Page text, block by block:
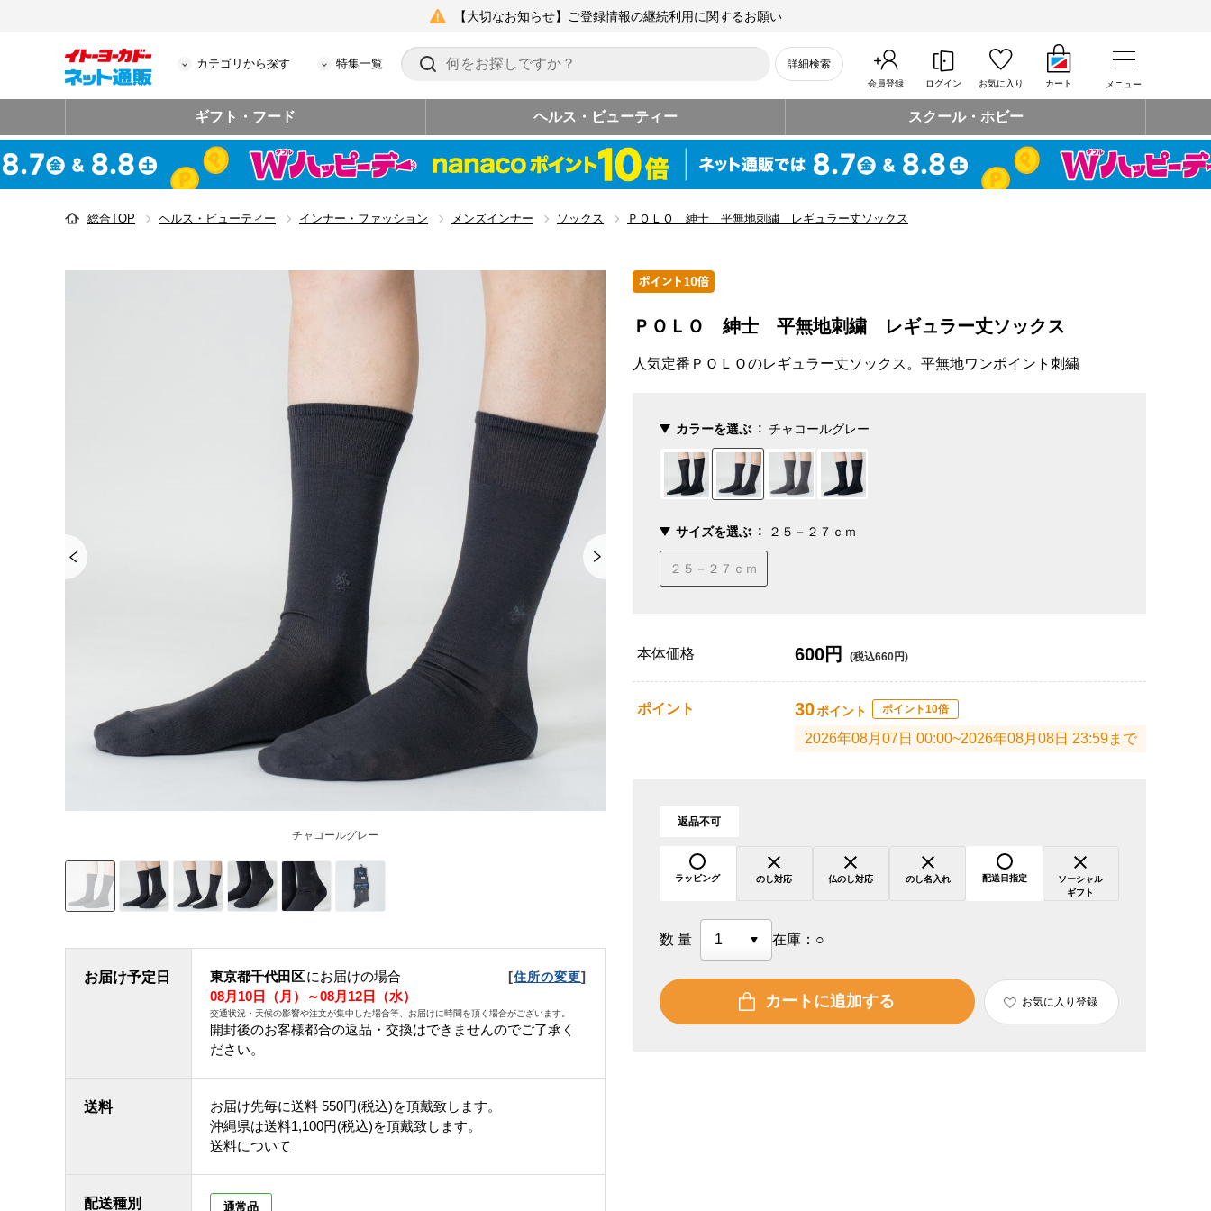
【大切なお知らせ】ご登録情報の継続利用に関するお願い
カテゴリから探す 特集一覧 詳細検索
会員登録 ログイン お気に入り カート メニュー
ギフト・フード ヘルス・ビューティー スクール・ホビー
総合TOP ヘルス・ビューティー インナー・ファッション メンズインナー ソックス ＰＯＬＯ 紳士 平無地刺繍 レギュラー丈ソックス
チャコールグレー
お届け予定日 東京都千代田区にお届けの場合 [住所の変更]
08月10日（月）～08月12日（水）
交通状況・天候の影響や注文が集中した場合等、お届けに時間を頂く場合がございます。
開封後のお客様都合の返品・交換はできませんのでご了承く
ださい。
送料 お届け先毎に送料 550円(税込)を頂戴致します。
沖縄県は送料1,100円(税込)を頂戴致します。
送料について
配送種別 通常品
ＰＯＬＯ 紳士 平無地刺繍 レギュラー丈ソックス
人気定番ＰＯＬＯのレギュラー丈ソックス。平無地ワンポイント刺繍
カラーを選ぶ チャコールグレー
サイズを選ぶ ２５－２７ｃｍ
２５－２７ｃｍ
本体価格 600円 (税込660円)
ポイント 30ポイント ポイント10倍
2026年08月07日 00:00~2026年08月08日 23:59まで
返品不可
ラッピング のし対応 仏のし対応 のし名入れ 配送日指定
ソーシャル
ギフト
数量 在庫： ○
カートに追加する お気に入り登録